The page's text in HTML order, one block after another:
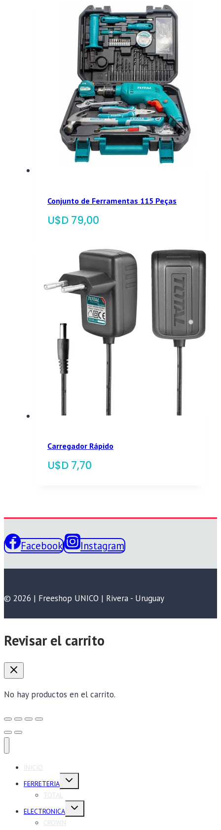
Conjunto de Ferramentas 115 Peças
$ 79,00
Carregador Rápido
$ 7,70
Facebook Instagram
© 2026 | Freeshop UNICO | Rivera - Uruguay
Revisar el carrito
No hay productos en el carrito.
INICIO
FERRETERIA
Alternar
TOTAL
ELECTRONICA
Alternar
CROWN